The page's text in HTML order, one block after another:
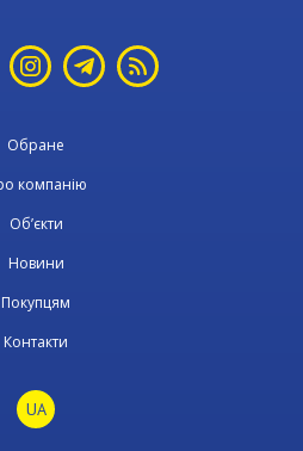
Обране
компанію
Об’єкти
Новини
Покупцям
Контакти
UA